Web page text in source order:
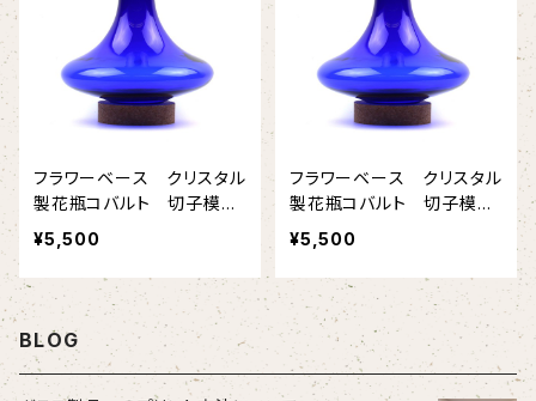
フラワーベース クリスタル
製花瓶コバルト 切子模様
なし
¥5,500
フラワーベース クリスタル
製花瓶コバルト 切子模様
つき
¥5,500
BLOG